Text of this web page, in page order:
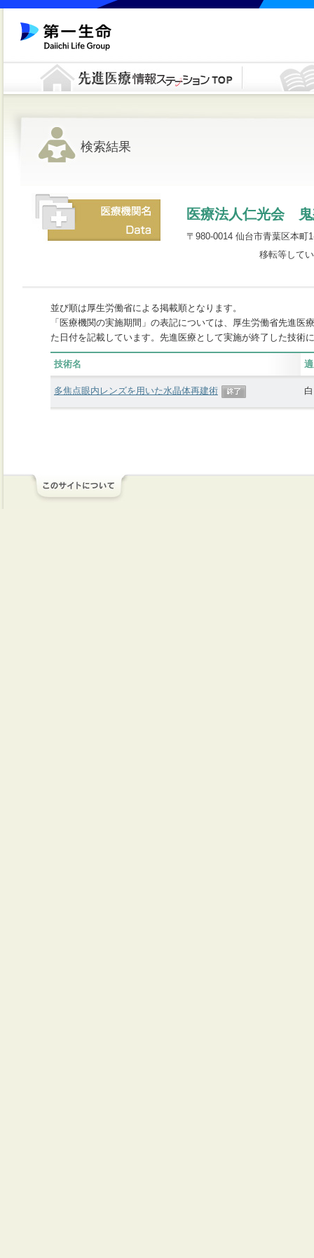
検索結果
医療法人仁光会 鬼
〒980-0014 仙台市青葉区本町
移転等して
並び順は厚生労働省による掲載順となります。
「医療機関の実施期間」の表記については、厚生労働省先進
た日付を記載しています。先進医療として実施が終了した技術
技術名
多焦点眼内レンズを用いた水晶体再建術